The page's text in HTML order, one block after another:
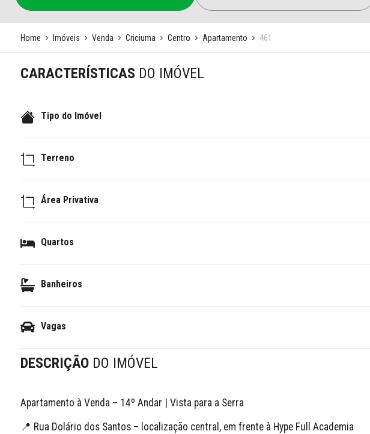
Home Imóveis Venda Criciuma Centro Apartamento 461
CARACTERÍSTICAS DO IMÓVEL
Tipo do Imóvel
Terreno
Área Privativa
Quartos
Banheiros
Vagas
DESCRIÇÃO DO IMÓVEL
Apartamento à Venda – 14º Andar | Vista para a Serra
📍 Rua Dolário dos Santos – localização central, em frente à Hype Full Academia